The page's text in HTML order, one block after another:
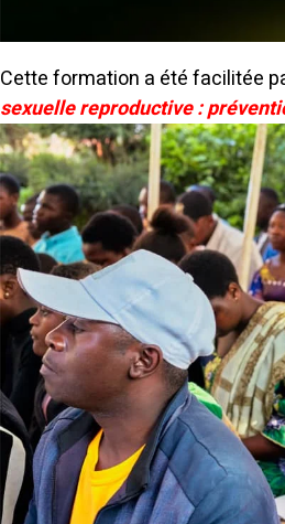
Cette formation a été facilitée
sexuelle reproductive :